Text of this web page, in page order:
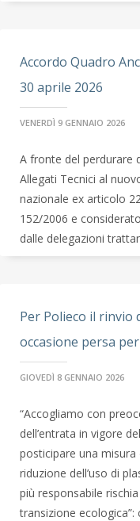
Accordo Quadro
30 aprile 2026
VENERDÌ 9 GENNAIO 2026
A fronte del perdurare
Allegati Tecnici al
nazionale ex articolo
152/2006 e
dalle delegazioni
Per Polieco il rinvio
occasione persa
GIOVEDÌ 8 GENNAIO 2026
“Accogliamo con
dell’entrata in vigore
posticipare una
riduzione dell’uso di
più responsabile
transizione ecologica”: